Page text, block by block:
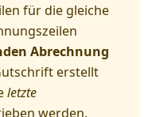
für die gleiche
Abrechnung
erstellt
letzte
werden.